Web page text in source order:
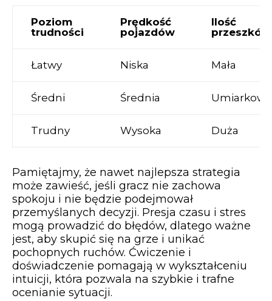
Poziom
trudności
Prędkość
pojazdów
Ilość
przeszkód
Łatwy Niska Mała
Średni Średnia
Trudny Wysoka Duża
Pamiętajmy, że nawet najlepsza strategia
może zawieść, jeśli gracz nie zachowa
spokoju i nie będzie podejmował
przemyślanych decyzji. Presja czasu i stres
mogą prowadzić do błędów, dlatego ważne
jest, aby skupić się na grze i unikać
pochopnych ruchów. Ćwiczenie i
doświadczenie pomagają w wykształceniu
intuicji, która pozwala na szybkie i trafne
ocenianie sytuacji.